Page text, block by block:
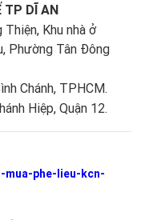
TP DĨ AN
Khu nhà ở
Phường Tân Đông
Chánh, TPHCM.
Hiệp, Quận 12.
mua-phe-lieu-kcn-